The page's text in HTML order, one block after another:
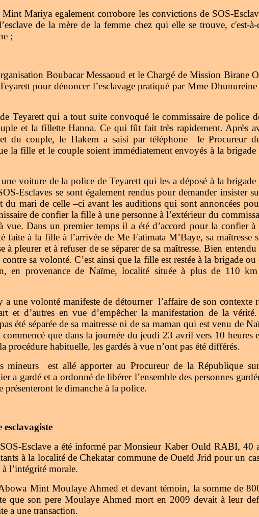
Mariya egalement corrobore les convictions de SOS-
de la mère de la femme chez qui elle se trouve, c'est-à-
;
Boubacar Messaoud et le Chargé de Mission Birane
pour dénoncer l’esclavage pratiqué par Mme
Teyarett qui a tout suite convoqué le commissaire de police
et la fillette Hanna. Ce qui fût fait très rapidement. Après
du couple, le Hakem a saisi par téléphone le Procureur
la fille et le couple soient immédiatement envoyés à la brigade
voiture de la police de Teyarett qui les a déposé à la brigade
Esclaves se sont également rendus pour demander insister
du mari de celle –ci avant les auditions qui sont annoncées
de confier la fille à une personne à l’extérieur du
vue. Dans un premier temps il a été d’accord pour la confier à
à la fille à l’arrivée de Me Fatimata M’Baye, sa maîtresse
pleurer et à refuser de se séparer de sa maîtresse. Bien
sa volonté. C’est ainsi que la fille est restée à la brigade ou
en provenance de Naïme, localité située à plus de 110
une volonté manifeste de détourner l’affaire de son contexte
et d’autres en vue d’empêcher la manifestation de la
été séparée de sa maitresse ni de sa maman qui est venu de
que dans la journée du jeudi 23 avril vers 10 heures
procédure habituelle, les gardés à vue n’ont pas été différés.
mineurs est allé apporter au Procureur de la République
a gardé et a ordonné de libérer l’ensemble des personnes
présenteront le dimanche à la police.
Esclave a été informé par Monsieur Kaber Ould RABI, 40
à la localité de Chekatar commune de Oueïd Jrid pour un
l’intégrité morale.
Mint Moulaye Ahmed et devant témoin, la somme de
que son pere Moulaye Ahmed mort en 2009 devait à leur
a une transaction.